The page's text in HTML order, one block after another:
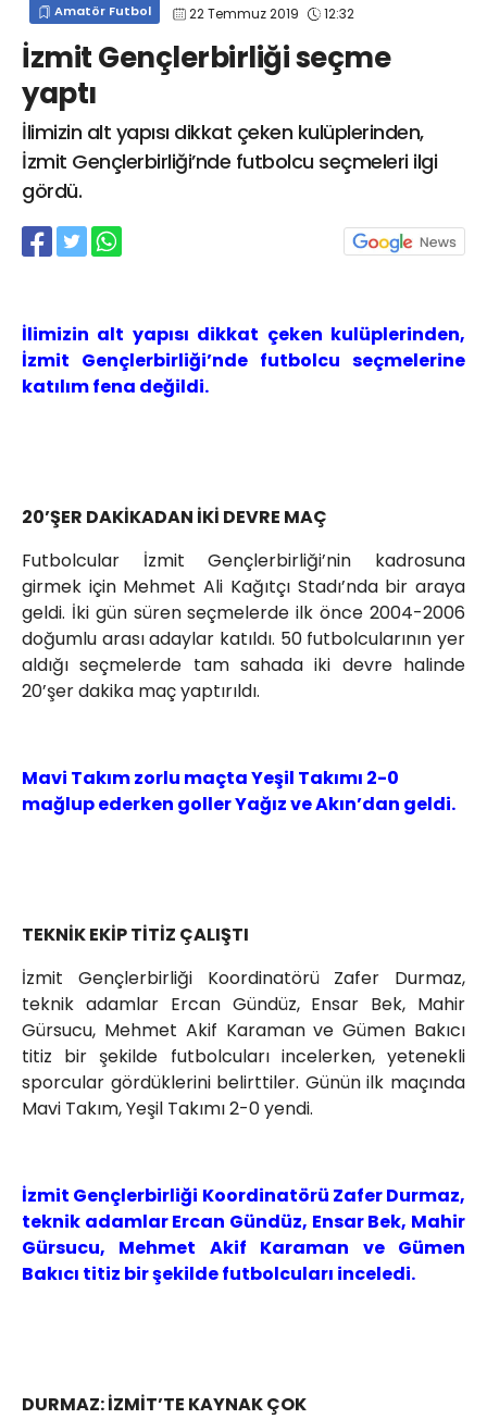
Amatör Futbol 22 Temmuz 2019 12:32
İzmit Gençlerbirliği seçme
yaptı
İlimizin alt yapısı dikkat çeken kulüplerinden,
İzmit Gençlerbirliği’nde futbolcu seçmeleri ilgi
gördü.
İlimizin alt yapısı dikkat çeken kulüplerinden,
İzmit Gençlerbirliği’nde futbolcu seçmelerine
katılım fena değildi.
20’ŞER DAKİKADAN İKİ DEVRE MAÇ
Futbolcular İzmit Gençlerbirliği’nin kadrosuna
girmek için Mehmet Ali Kağıtçı Stadı’nda bir araya
geldi. İki gün süren seçmelerde ilk önce 2004-2006
doğumlu arası adaylar katıldı. 50 futbolcularının yer
aldığı seçmelerde tam sahada iki devre halinde
20’şer dakika maç yaptırıldı.
Mavi Takım zorlu maçta Yeşil Takımı 2-0
mağlup ederken goller Yağız ve Akın’dan geldi.
TEKNİK EKİP TİTİZ ÇALIŞTI
İzmit Gençlerbirliği Koordinatörü Zafer Durmaz,
teknik adamlar Ercan Gündüz, Ensar Bek, Mahir
Gürsucu, Mehmet Akif Karaman ve Gümen Bakıcı
titiz bir şekilde futbolcuları incelerken, yetenekli
sporcular gördüklerini belirttiler. Günün ilk maçında
Mavi Takım, Yeşil Takımı 2-0 yendi.
İzmit Gençlerbirliği Koordinatörü Zafer Durmaz,
teknik adamlar Ercan Gündüz, Ensar Bek, Mahir
Gürsucu, Mehmet Akif Karaman ve Gümen
Bakıcı titiz bir şekilde futbolcuları inceledi.
DURMAZ: İZMİT’TE KAYNAK ÇOK
info@spor41.com